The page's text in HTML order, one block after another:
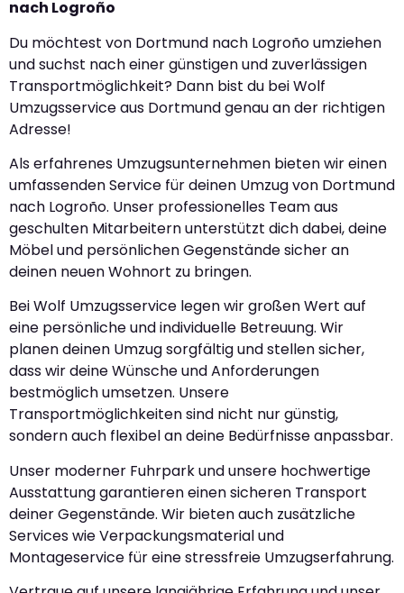
nach Logroño
Du möchtest von Dortmund nach Logroño umziehen
und suchst nach einer günstigen und zuverlässigen
Transportmöglichkeit? Dann bist du bei Wolf
Umzugsservice aus Dortmund genau an der richtigen
Adresse!
Als erfahrenes Umzugsunternehmen bieten wir einen
umfassenden Service für deinen Umzug von Dortmund
nach Logroño. Unser professionelles Team aus
geschulten Mitarbeitern unterstützt dich dabei, deine
Möbel und persönlichen Gegenstände sicher an
deinen neuen Wohnort zu bringen.
Bei Wolf Umzugsservice legen wir großen Wert auf
eine persönliche und individuelle Betreuung. Wir
planen deinen Umzug sorgfältig und stellen sicher,
dass wir deine Wünsche und Anforderungen
bestmöglich umsetzen. Unsere
Transportmöglichkeiten sind nicht nur günstig,
sondern auch flexibel an deine Bedürfnisse anpassbar.
Unser moderner Fuhrpark und unsere hochwertige
Ausstattung garantieren einen sicheren Transport
deiner Gegenstände. Wir bieten auch zusätzliche
Services wie Verpackungsmaterial und
Montageservice für eine stressfreie Umzugserfahrung.